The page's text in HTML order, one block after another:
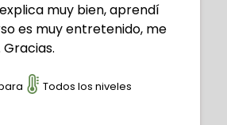
muy bien, aprendí
es muy entretenido, me
Todos los niveles